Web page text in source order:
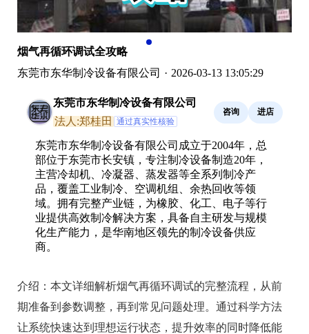
烟气再循环调试全攻略
东莞市东华制冷设备有限公司 · 2026-03-13 13:05:29
东莞市东华制冷设备有限公司
法人:郑桂田
通过真实性核验
咨询 进店
东莞市东华制冷设备有限公司成立于2004年，总
部位于东莞市长安镇，专注制冷设备制造20年，
主营冷却机、冷凝器、蒸发器等全系列制冷产
品，覆盖工业制冷、空调机组、余热回收等领
域。拥有完整产业链，为橡胶、化工、电子等行
业提供高效制冷解决方案，具备自主研发与规模
化生产能力，是华南地区领先的制冷设备供应
商。
介绍： 本文详细解析烟气再循环调试的完整流程，从前
期准备到参数调整，再到常见问题处理。通过科学方法
让系统快速达到理想运行状态，提升效率的同时降低能